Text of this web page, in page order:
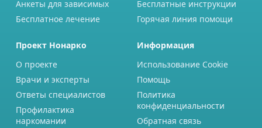
Анкеты для зависимых
Бесплатное лечение
Бесплатные инструкции
Горячая линия помощи
Проект Нонарко
О проекте
Врачи и эксперты
Ответы специалистов
Профилактика
наркомании
Информация
Использование Cookie
Помощь
Политика
конфиденциальности
Обратная связь